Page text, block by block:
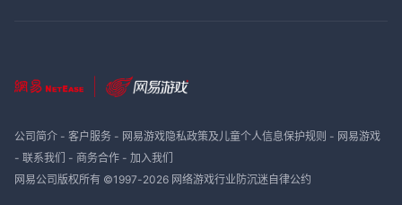
公司简介- 客户服务- 网易游戏隐私政策及儿童个人信息保护规则 - 网易游戏
- 联系我们 - 商务合作- 加入我们
网易公司版权所有 ©1997-2026 网络游戏行业防沉迷自律公约